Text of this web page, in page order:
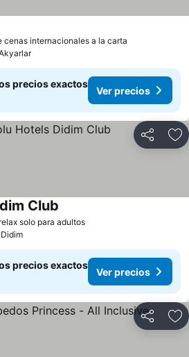
cenas internacionales a la carta
precios exactos
Ver precios
Compartir
solo para adultosVer precios
Club
Didim
precios exactos
Ver precios
Compartir